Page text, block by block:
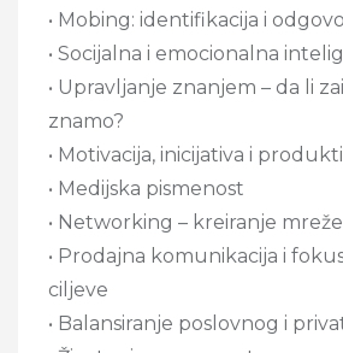
• Mobing: identifikacija i
• Socijalna i emocionalna
• Upravljanje znanjem – da li
znamo?
• Motivacija, inicijativa i
• Medijska pismenost
• Networking – kreiranje
• Prodajna komunikacija i
ciljeve
• Balansiranje poslovnog i